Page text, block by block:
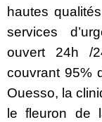
hautes
services
ouvert 24h /
couvrant 95%
Ouesso, la
le fleuron de